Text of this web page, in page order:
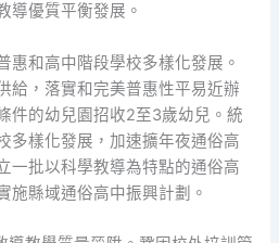
導優質平衡發展。
惠和高中階段學校多樣化發展。
給，落實和完美普惠性平易近辦
件的幼兒園招收2至3歲幼兒。統
多樣化發展，加速擴年夜通俗高
一批以科學教導為特點的通俗高
施縣域通俗高中振興計劃。